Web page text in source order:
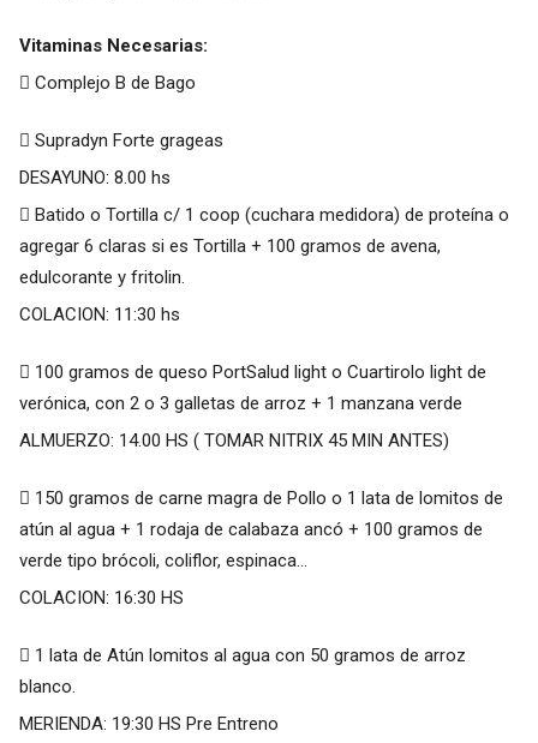
Vitaminas Necesarias:
 Complejo B de Bago
 Supradyn Forte grageas
DESAYUNO: 8.00 hs
 Batido o Tortilla c/ 1 coop (cuchara medidora) de proteína o
agregar 6 claras si es Tortilla + 100 gramos de avena,
edulcorante y fritolin.
COLACION: 11:30 hs
 100 gramos de queso PortSalud light o Cuartirolo light de
verónica, con 2 o 3 galletas de arroz + 1 manzana verde
ALMUERZO: 14.00 HS ( TOMAR NITRIX 45 MIN ANTES)
 150 gramos de carne magra de Pollo o 1 lata de lomitos de
atún al agua + 1 rodaja de calabaza ancó + 100 gramos de
verde tipo brócoli, coliflor, espinaca...
COLACION: 16:30 HS
 1 lata de Atún lomitos al agua con 50 gramos de arroz
blanco.
MERIENDA: 19:30 HS Pre Entreno